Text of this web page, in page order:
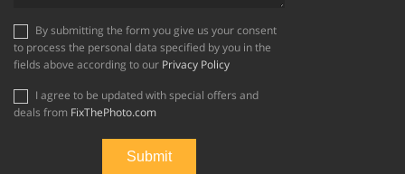
to process the personal data specified by you in the
fields above according to our Privacy Policy
deals from FixThePhoto.com